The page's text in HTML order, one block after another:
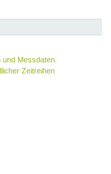
Messdaten.
Zeitreihen